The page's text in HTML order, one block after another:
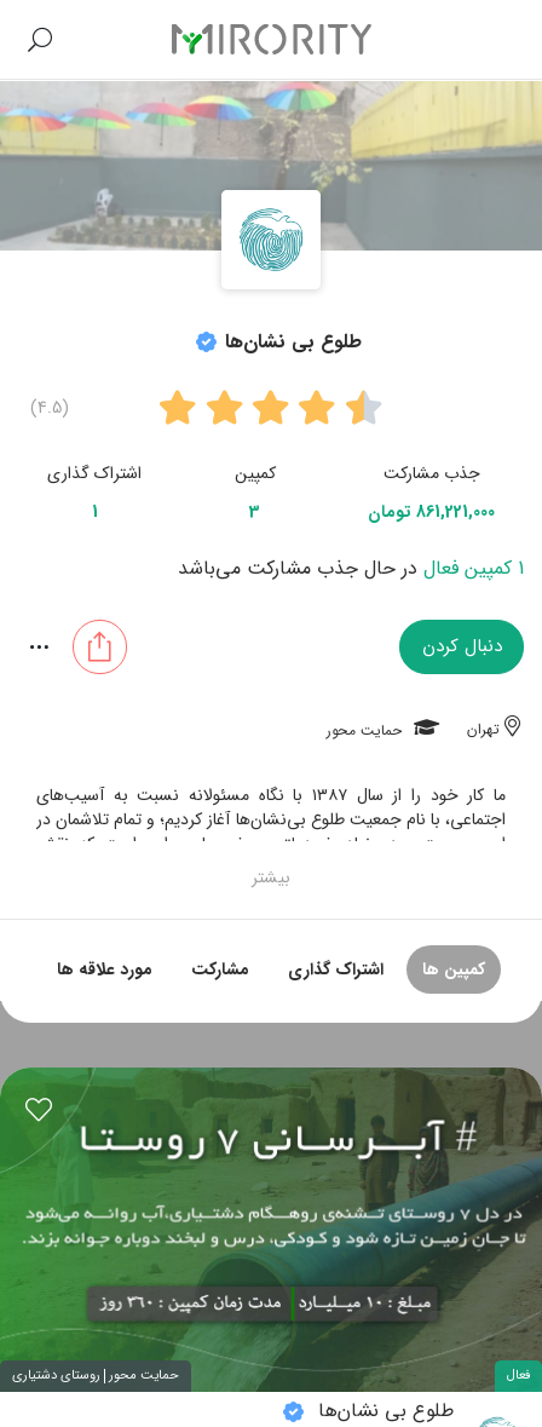
طلوع بی نشان‌ها
(4.5)
جذب مشارکت
861,221,000 تومان
کمپین
3
اشتراک گذاری
1
1 کمپین فعال در حال جذب مشارکت می‌باشد
دنبال کردن
تهران حمایت محور
ما کار خود را از سال ۱۳۸۷ با نگاه مسئولانه نسبت به آسیب‌های
اجتماعی، با نام جمعیت طلوع بی‌نشان‌ها آغاز کردیم؛ و تمام تلاشمان در
این جمعیت مردم نهاد، غیردولتی و غیرسیاسی این است که نقش
موثری در پیشگیری و درمان آسیب‌های اجتماعی داشته باشیم. جمعیت
طلوع بی‌نشان‌ها با محوریت موضوع آسمان‌خوابی، اعتیاد و حمایت از
زنان، مردان و کودکان آسیب‌دیده، فعالیت خود را در هفت حوزه‌ی
جذب، درمان، ایجاد سرپناه، آموزش، اشتغال و بازگشت به خانواده و
بدنه‌ی اجتماع متمرکز نموده است. امیدواریم که با کمک و همیاری شما
بتوانیم آنچه را در توان داریم، برای کاهش و پیشگیری از آسیب‌های
امن برای زنان و مردان آسیب‌دیده می‌باشد، که پس از اسکان این افراد،
به مددکاری و درمان، آموزش و ایجاد اشتغال، متناسب باشرایطشان
پرداخته، و تلاش می‌کنیم تا این عزیزان به بدنه‌ی اجتماع بازگردند..
شاخه‌ی دوم مربوط به کمپین‌های دیگر، مانند تهیه‌ی بسته‌های غذایی
برای افراد کم‌برخوردار، تهیه‌ی امکانات برای مناطق محروم و خانه‌های
غیراقامتی می‌باشد. یکی از فعالیت‌های ثابت جمعیت طلوع بی‌نشان‌ها
نیز، کمپین «آیین مهرورزی» است؛ که هر سه‌شنبه حداقل سه‌هزار پرس
غذا میان آسمان‌خواب‌ها توزیع می‌گردد. اولین کمپین ما در پلتفرم
میروریتی، #سرای_گوهر، با هدف اسکان ۶۰ دختر که خانواده‌ی خود را
از دست داده، فاقد سرپرست بوده و در معرض آسیب‌های اجتماعی
ناشی از بی‌سرپناهی می‌باشند، شروع به فعالیت نموده است. شما
می‌توانید از طریق پلتفرم میروریتی، بدون کسر کارمزد، به هر میزان که
مایلید، مستقیما از طریق درگاه جمعیت، برای اسکان این افراد با ما
همراه شوید. همچنین با اشتراک‌گذاری و «بازکمپین» هر یک از کمپین‌ها
دوستانتان را نیز در این کار نیک شریک نمایید.
کمپین ها اشتراک گذاری مشارکت مورد علاقه ها
فعال حمایت محور روستای دشتیاری
طلوع بی نشان‌ها